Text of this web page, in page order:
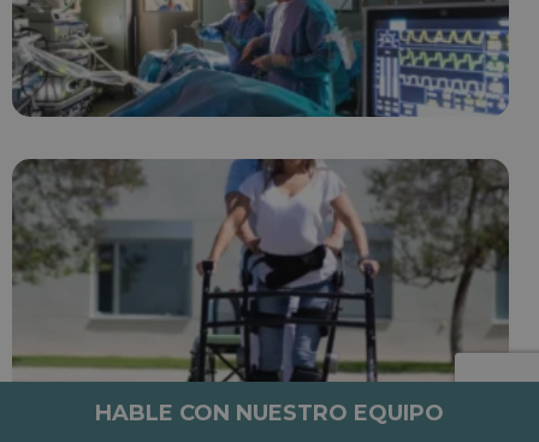
HABLE CON NUESTRO EQUIPO